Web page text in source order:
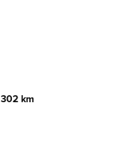
302 km